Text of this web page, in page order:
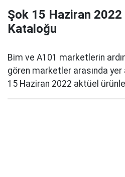
Şok 15 Haziran
Kataloğu
Bim ve A101 marketlerin
gören marketler arasında
15 Haziran 2022 aktüel